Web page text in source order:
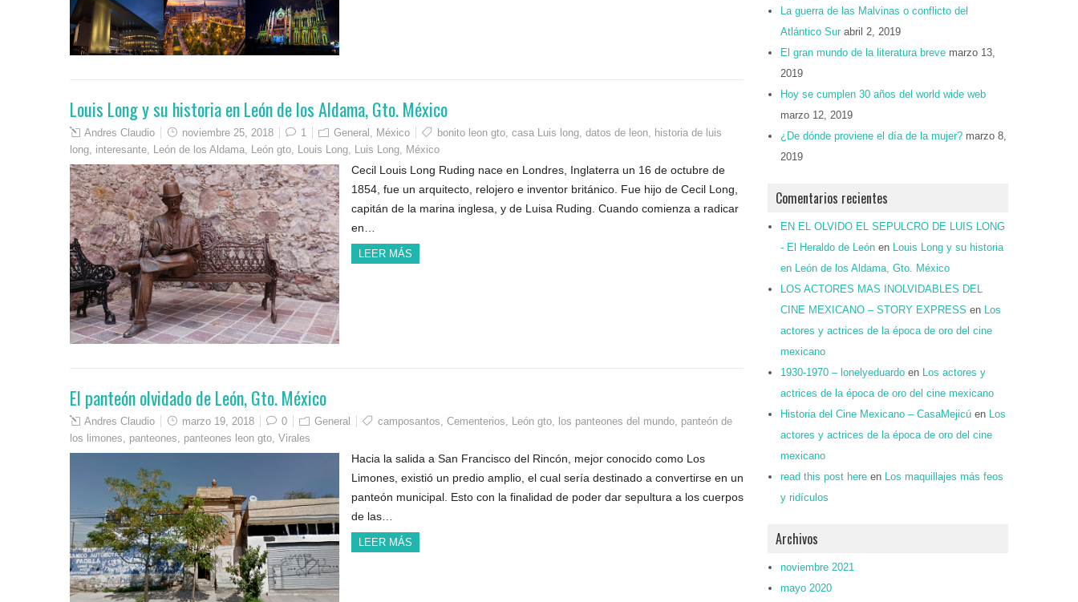
Louis Long y su historia en León de los Aldama, Gto. México
Andres Claudio noviembre 25, 2018 1 General México bonito leon gto casa Luis long datos de leon historia de luis
long interesante León de los Aldama León gto Louis Long Luis Long México
Cecil Louis Long Ruding nace en Londres, Inglaterra un 16 de octubre de
1854, fue un arquitecto, relojero e inventor británico. Fue hijo de Cecil Long,
capitán de la marina inglesa, y de Luisa Ruding. Cuando comienza a radicar
en…
LEER MÁS
El panteón olvidado de León, Gto. México
Andres Claudio marzo 19, 2018 0 General camposantos Cementerios León gto los panteones del mundo panteón de
los limones
panteones panteones leon gto Virales
Hacia la salida a San Francisco del Rincón, mejor conocido como Los
Limones, existió un predio amplio, el cual sería destinado a convertirse en un
panteón municipal. Esto con la finalidad de poder dar sepultura a los cuerpos
de las…
LEER MÁS
La guerra de las Malvinas o conflicto del
Atlántico Sur abril 2, 2019
El gran mundo de la literatura breve marzo 13,
2019
Hoy se cumplen 30 años del world wide web
marzo 12, 2019
¿De dónde proviene el día de la mujer? marzo 8,
2019
Comentarios recientes
EN EL OLVIDO EL SEPULCRO DE LUIS LONG
- El Heraldo de León en Louis Long y su historia
en León de los Aldama, Gto. México
LOS ACTORES MAS INOLVIDABLES DEL
CINE MEXICANO – STORY EXPRESS en Los
actores y actrices de la época de oro del cine
mexicano
1930-1970 – lonelyeduardo en Los actores y
actrices de la época de oro del cine mexicano
Historia del Cine Mexicano – CasaMejicú en Los
actores y actrices de la época de oro del cine
mexicano
read this post here en Los maquillajes más feos
y ridículos
Archivos
noviembre 2021
mayo 2020